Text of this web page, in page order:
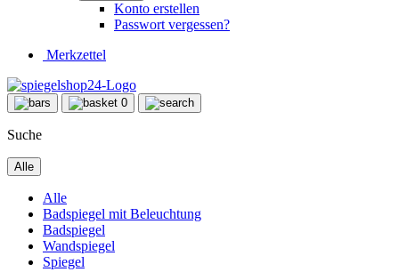
Konto erstellen
Passwort vergessen?
Merkzettel
0
Suche
Alle
Alle
Badspiegel mit Beleuchtung
Badspiegel
Wandspiegel
Spiegel